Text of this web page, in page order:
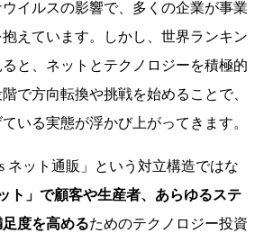
イルスの影響で、多くの企業が事業
えています。しかし、世界ランキン
と、ネットとテクノロジーを積極的
で方向転換や挑戦を始めることで、
いる実態が浮かび上がってきます。
ネット通販」という対立構造ではな
ト」で顧客や生産者、あらゆるステ
度を高めるためのテクノロジー投資